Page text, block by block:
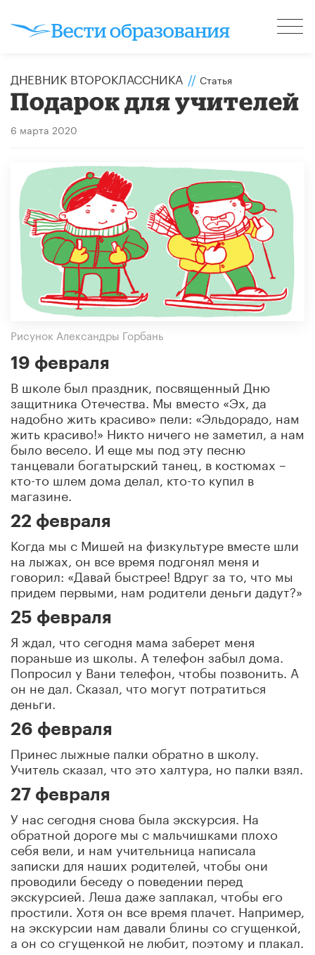
ДНЕВНИК ВТОРОКЛАССНИКА // Статья
Подарок для учителей
6 марта 2020
Рисунок Александры Горбань
19 февраля
В школе был праздник, посвященный Дню
защитника Отечества. Мы вместо «Эх, да
надобно жить красиво» пели: «Эльдорадо, нам
жить красиво!» Никто ничего не заметил, а нам
было весело. И еще мы под эту песню
танцевали богатырский танец, в костюмах –
кто-то шлем дома делал, кто-то купил в
магазине.
22 февраля
Когда мы с Мишей на физкультуре вместе шли
на лыжах, он все время подгонял меня и
говорил: «Давай быстрее! Вдруг за то, что мы
придем первыми, нам родители деньги дадут?»
25 февраля
Я ждал, что сегодня мама заберет меня
пораньше из школы. А телефон забыл дома.
Попросил у Вани телефон, чтобы позвонить. А
он не дал. Сказал, что могут потратиться
деньги.
26 февраля
Принес лыжные палки обратно в школу.
Учитель сказал, что это халтура, но палки взял.
27 февраля
У нас сегодня снова была экскурсия. На
обратной дороге мы с мальчишками плохо
себя вели, и нам учительница написала
записки для наших родителей, чтобы они
проводили беседу о поведении перед
экскурсией. Леша даже заплакал, чтобы его
простили. Хотя он все время плачет. Например,
на экскурсии нам давали блины со сгущенкой,
а он со сгущенкой не любит, поэтому и плакал.